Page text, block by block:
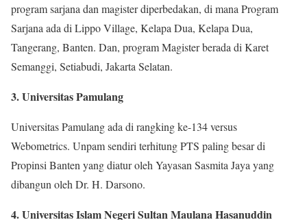
program sarjana dan magister diperbedakan, di mana Program
Sarjana ada di Lippo Village, Kelapa Dua, Kelapa Dua,
Tangerang, Banten. Dan, program Magister berada di Karet
Semanggi, Setiabudi, Jakarta Selatan.
3. Universitas Pamulang
Universitas Pamulang ada di rangking ke-134 versus
Webometrics. Unpam sendiri terhitung PTS paling besar di
Propinsi Banten yang diatur oleh Yayasan Sasmita Jaya yang
dibangun oleh Dr. H. Darsono.
4. Universitas Islam Negeri Sultan Maulana Hasanuddin